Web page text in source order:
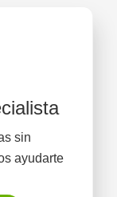
sin
ayudarte